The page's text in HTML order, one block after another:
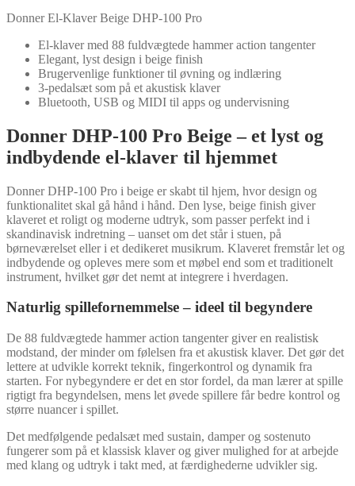
Donner El-Klaver Beige DHP-100 Pro
El-klaver med 88 fuldvægtede hammer action tangenter
Elegant, lyst design i beige finish
Brugervenlige funktioner til øvning og indlæring
3-pedalsæt som på et akustisk klaver
Bluetooth, USB og MIDI til apps og undervisning
Donner DHP-100 Pro Beige – et lyst og
indbydende el-klaver til hjemmet
Donner DHP-100 Pro i beige er skabt til hjem, hvor design og
funktionalitet skal gå hånd i hånd. Den lyse, beige finish giver
klaveret et roligt og moderne udtryk, som passer perfekt ind i
skandinavisk indretning – uanset om det står i stuen, på
børneværelset eller i et dedikeret musikrum. Klaveret fremstår let og
indbydende og opleves mere som et møbel end som et traditionelt
instrument, hvilket gør det nemt at integrere i hverdagen.
Naturlig spillefornemmelse – ideel til begyndere
De 88 fuldvægtede hammer action tangenter giver en realistisk
modstand, der minder om følelsen fra et akustisk klaver. Det gør det
lettere at udvikle korrekt teknik, fingerkontrol og dynamik fra
starten. For nybegyndere er det en stor fordel, da man lærer at spille
rigtigt fra begyndelsen, mens let øvede spillere får bedre kontrol og
større nuancer i spillet.
Det medfølgende pedalsæt med sustain, damper og sostenuto
fungerer som på et klassisk klaver og giver mulighed for at arbejde
med klang og udtryk i takt med, at færdighederne udvikler sig.